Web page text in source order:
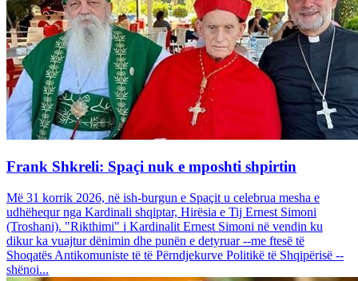
Frank Shkreli: Spaçi nuk e mposhti shpirtin
Më 31 korrik 2026, në ish-burgun e Spaçit u celebrua mesha e
udhëhequr nga Kardinali shqiptar, Hirësia e Tij Ernest Simoni
(Troshani). "Rikthimi" i Kardinalit Ernest Simoni në vendin ku
dikur ka vuajtur dënimin dhe punën e detyruar --me ftesë të
Shoqatës Antikomuniste të të Përndjekurve Politikë të Shqipërisë --
shënoi...